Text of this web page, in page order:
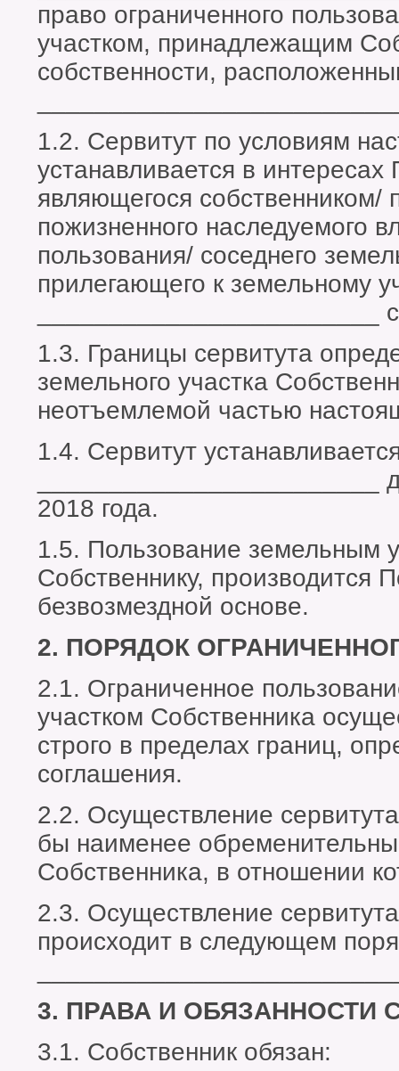
право ограниченного
участком, принадлежащим
собственности,
1.2. Сервитут по условиям
устанавливается в интересах
являющегося собственником/
пожизненного наследуемого
пользования/ соседнего
прилегающего к земельному
________________________
1.3. Границы сервитута
земельного участка
неотъемлемой частью
1.4. Сервитут
________________________
2018 года.
1.5. Пользование земельным
Собственнику, производится
безвозмездной основе.
2. ПОРЯДОК
2.1. Ограниченное
участком Собственника
строго в пределах границ,
соглашения.
2.2. Осуществление
бы наименее
Собственника, в отношении
2.3. Осуществление
происходит в следующем
3. ПРАВА И ОБЯЗАННОСТИ
3.1. Собственник обязан: